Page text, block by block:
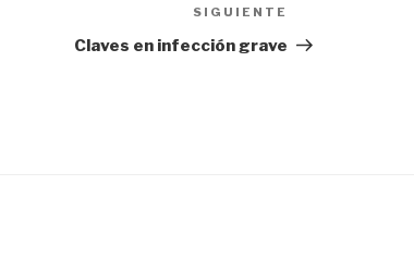
entrada
SIGUIENTE
Claves en infección grave